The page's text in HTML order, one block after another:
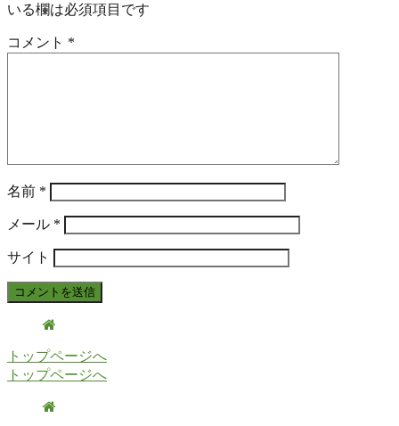
いる欄は必須項目です
コメント *
名前 *
メール *
サイト
トップページへ
トップページへ